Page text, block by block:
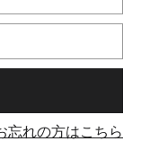
忘れの方はこちら